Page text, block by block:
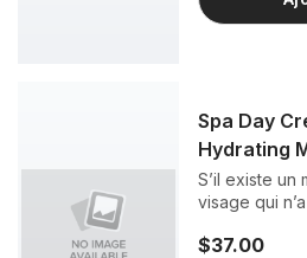
Spa Day
Hydrating
S’il existe un
visage qui
c’est bien
$37.00